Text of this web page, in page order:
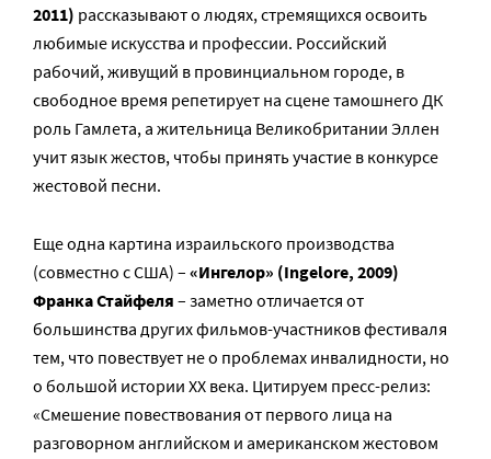
2011) рассказывают о людях, стремящихся освоить
любимые искусства и профессии. Российский
рабочий, живущий в провинциальном городе, в
свободное время репетирует на сцене тамошнего ДК
роль Гамлета, а жительница Великобритании Эллен
учит язык жестов, чтобы принять участие в конкурсе
жестовой песни.
Еще одна картина израильского производства
(совместно с США) – «Ингелор» (Ingelore, 2009)
Франка Стайфеля – заметно отличается от
большинства других фильмов-участников фестиваля
тем, что повествует не о проблемах инвалидности, но
о большой истории XX века. Цитируем пресс-релиз:
«Смешение повествования от первого лица на
разговорном английском и американском жестовом